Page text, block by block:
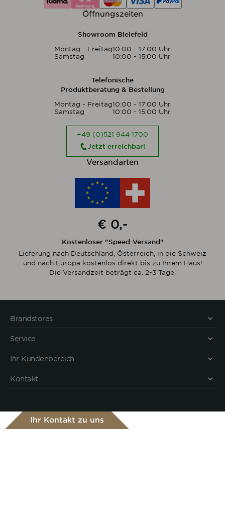
Öffnungszeiten
Showroom Bielefeld
Montag - Freitag10:00 - 17:00 Uhr
Samstag
10:00 - 15:00 Uhr
Telefonische
Produktberatung & Bestellung
Montag - Freitag10:00 - 17:00 Uhr
Samstag
10:00 - 15:00 Uhr
+49 (0)521 944 1700
Jetzt erreichbar!
Versandarten
€ 0,-
Kostenloser "Speed-Versand"
Lieferung nach Deutschland, Österreich, in die Schweiz
und nach Europa kostenlos direkt bis zu Ihrem Haus!
Die Versandzeit beträgt ca. 2-3 Tage.
Brandstores
Service
Ihr Kundenbereich
Kontakt
Ihr Kontakt zu uns